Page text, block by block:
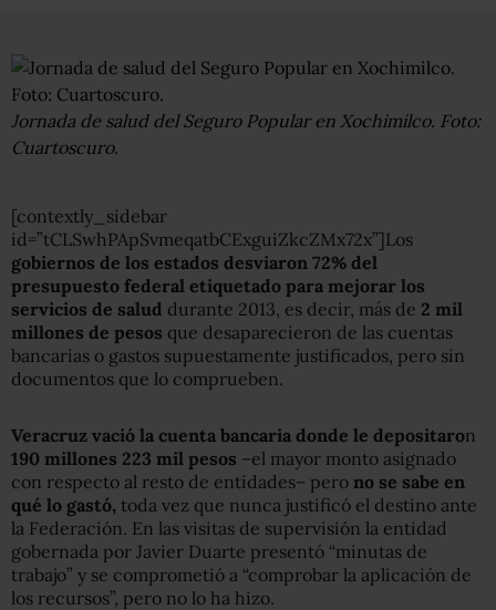
Jornada de salud del Seguro Popular en Xochimilco. Foto:
Cuartoscuro.
[contextly_sidebar
id=”tCLSwhPApSvmeqatbCExguiZkcZMx72x”]Los
gobiernos de los estados desviaron 72% del
presupuesto federal etiquetado para mejorar los
servicios de salud durante 2013, es decir, más de 2 mil
millones de pesos que desaparecieron de las cuentas
bancarias o gastos supuestamente justificados, pero sin
documentos que lo comprueben.
Veracruz vació la cuenta bancaria donde le depositaron
190 millones 223 mil pesos –el mayor monto asignado
con respecto al resto de entidades– pero no se sabe en
qué lo gastó, toda vez que nunca justificó el destino ante
la Federación. En las visitas de supervisión la entidad
gobernada por Javier Duarte presentó “minutas de
trabajo” y se comprometió a “comprobar la aplicación de
los recursos”, pero no lo ha hizo.